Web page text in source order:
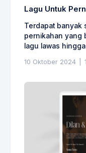
Lagu Untuk
Terdapat banyak
pernikahan yang
lagu lawas
10 Oktober 2024